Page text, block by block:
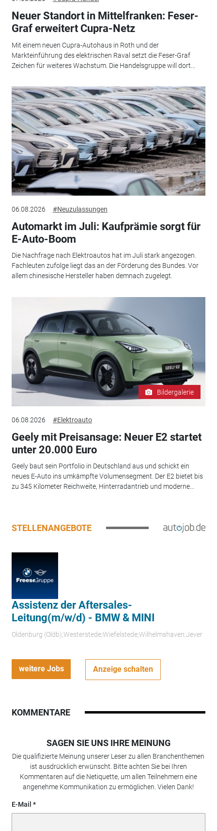
Neuer Standort in Mittelfranken: Feser-
Graf erweitert Cupra-Netz
Mit einem neuen Cupra-Autohaus in Roth und der
Markteinführung des elektrischen Raval setzt die Feser-Graf
Zeichen für weiteres Wachstum. Die Handelsgruppe will dort...
06.08.2026 #Neuzulassungen
Automarkt im Juli: Kaufprämie sorgt für
E-Auto-Boom
Die Nachfrage nach Elektroautos hat im Juli stark angezogen.
Fachleuten zufolge liegt das an der Förderung des Bundes. Vor
allem chinesische Hersteller haben demnach zugelegt.
Bildergalerie
06.08.2026 #Elektroauto
Geely mit Preisansage: Neuer E2 startet
unter 20.000 Euro
Geely baut sein Portfolio in Deutschland aus und schickt ein
neues E-Auto ins umkämpfte Volumensegment. Der E2 bietet bis
zu 345 Kilometer Reichweite, Hinterradantrieb und moderne...
STELLENANGEBOTE
Assistenz der Aftersales-
Leitung(m/w/d) - BMW & MINI
Oldenburg (Oldb);Westerstede;Wiefelstede;Wilhelmshaven;Jever
weitere Jobs Anzeige schalten
KOMMENTARE
SAGEN SIE UNS IHRE MEINUNG
Die qualifizierte Meinung unserer Leser zu allen Branchenthemen
ist ausdrücklich erwünscht. Bitte achten Sie bei Ihren
Kommentaren auf die Netiquette, um allen Teilnehmern eine
angenehme Kommunikation zu ermöglichen. Vielen Dank!
E-Mail